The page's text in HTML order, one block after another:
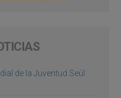
de la Juventud Seúl